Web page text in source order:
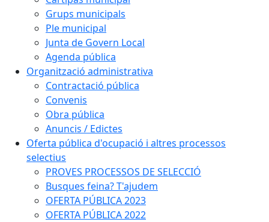
Grups municipals
Ple municipal
Junta de Govern Local
Agenda pública
Organització administrativa
Contractació pública
Convenis
Obra pública
Anuncis / Edictes
Oferta pública d'ocupació i altres processos
selectius
PROVES PROCESSOS DE SELECCIÓ
Busques feina? T'ajudem
OFERTA PÚBLICA 2023
OFERTA PÚBLICA 2022